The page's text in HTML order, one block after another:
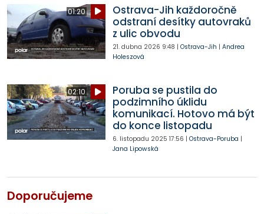
01:20
Ostrava-Jih každoročně
odstraní desítky autovraků
z ulic obvodu
21. dubna 2026 9:48 | Ostrava-Jih | Andrea
Holeszová
02:10
Poruba se pustila do
podzimního úklidu
komunikací. Hotovo má být
do konce listopadu
6. listopadu 2025 17:56 | Ostrava-Poruba |
Jana Lipowská
Doporučujeme